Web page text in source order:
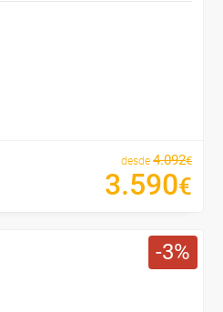
desde 4.092€
3.590€
3